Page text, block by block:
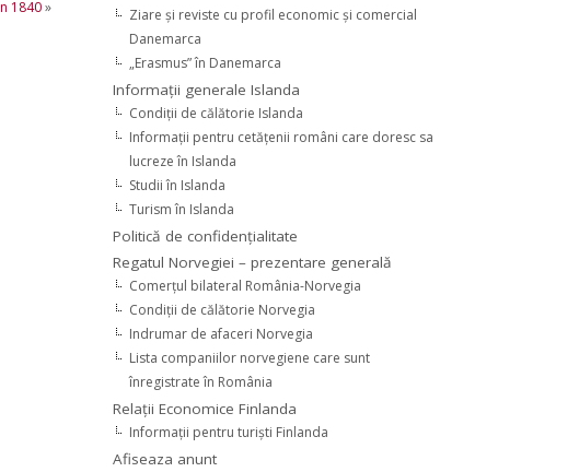
1840»
Ziare şi reviste cu profil economic şi comercial
Danemarca
„Erasmus” în Danemarca
Informaţii generale Islanda
Condiţii de călătorie Islanda
Informaţii pentru cetăţenii români care doresc sa
lucreze în Islanda
Studii în Islanda
Turism în Islanda
Politică de confidențialitate
Regatul Norvegiei – prezentare generală
Comerţul bilateral România-Norvegia
Condiții de călătorie Norvegia
Indrumar de afaceri Norvegia
Lista companiilor norvegiene care sunt
înregistrate în România
Relaţii Economice Finlanda
Informaţii pentru turişti Finlanda
Afiseaza anunt